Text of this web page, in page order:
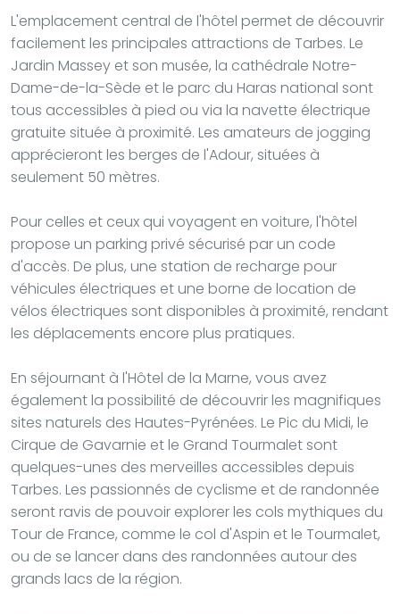
L'emplacement central de l'hôtel permet de découvrir
facilement les principales attractions de Tarbes. Le
Jardin Massey et son musée, la cathédrale Notre-
Dame-de-la-Sède et le parc du Haras national sont
tous accessibles à pied ou via la navette électrique
gratuite située à proximité. Les amateurs de jogging
apprécieront les berges de l'Adour, situées à
seulement 50 mètres.
Pour celles et ceux qui voyagent en voiture, l'hôtel
propose un parking privé sécurisé par un code
d'accès. De plus, une station de recharge pour
véhicules électriques et une borne de location de
vélos électriques sont disponibles à proximité, rendant
les déplacements encore plus pratiques.
En séjournant à l'Hôtel de la Marne, vous avez
également la possibilité de découvrir les magnifiques
sites naturels des Hautes-Pyrénées. Le Pic du Midi, le
Cirque de Gavarnie et le Grand Tourmalet sont
quelques-unes des merveilles accessibles depuis
Tarbes. Les passionnés de cyclisme et de randonnée
seront ravis de pouvoir explorer les cols mythiques du
Tour de France, comme le col d'Aspin et le Tourmalet,
ou de se lancer dans des randonnées autour des
grands lacs de la région.